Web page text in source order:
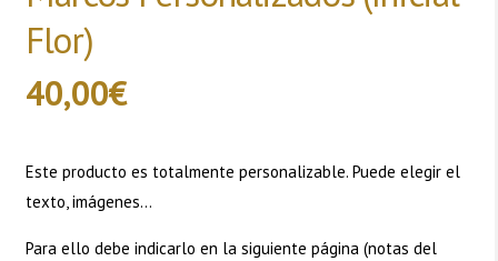
Flor)
40,00€
Este producto es totalmente personalizable. Puede elegir el
texto, imágenes…
Para ello debe indicarlo en la siguiente página (notas del